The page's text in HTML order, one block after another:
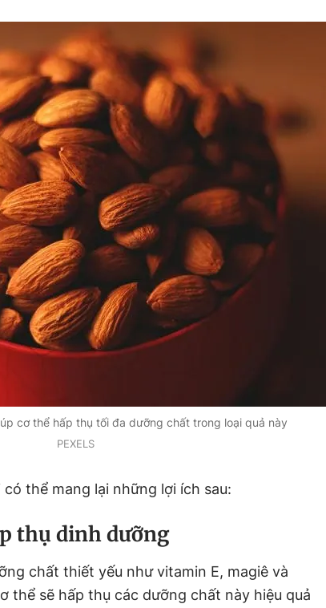
cơ thể hấp thụ tối đa dưỡng chất trong loại quả này
PEXELS
thể mang lại những lợi ích sau:
thụ dinh dưỡng
chất thiết yếu như vitamin E, magiê và
thể sẽ hấp thụ các dưỡng chất này hiệu quả